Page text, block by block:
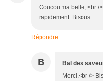
Coucou ma belle, <br /
rapidement. Bisous
Répondre
B Bal des
Merci.<br />